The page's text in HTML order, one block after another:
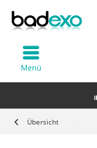
Menü
Übersicht